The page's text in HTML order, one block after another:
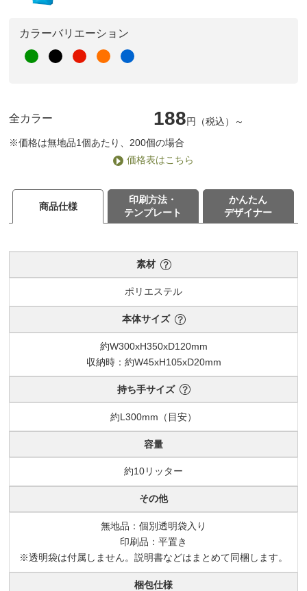
カラーバリエーション
全カラー 188円（税込）～
※価格は無地品1個あたり、200個の場合
価格表はこちら
商品仕様
印刷方法・
テンプレート
かんたん
デザイナー
素材
ポリエステル
本体サイズ
約W300xH350xD120mm
収納時：約W45xH105xD20mm
持ち手サイズ
約L300mm（目安）
容量
約10リッター
その他
無地品：個別透明袋入り
印刷品：平置き
※透明袋は付属しません。説明書などはまとめて同梱します。
梱包仕様